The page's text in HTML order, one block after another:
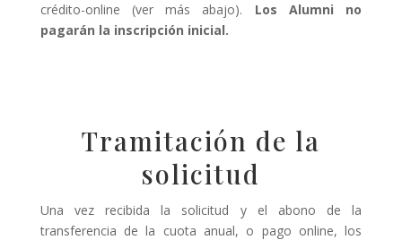
crédito-online (ver más abajo). Los Alumni no
pagarán la inscripción inicial.
Tramitación de la
solicitud
Una vez recibida la solicitud y el abono de la
transferencia de la cuota anual, o pago online, los